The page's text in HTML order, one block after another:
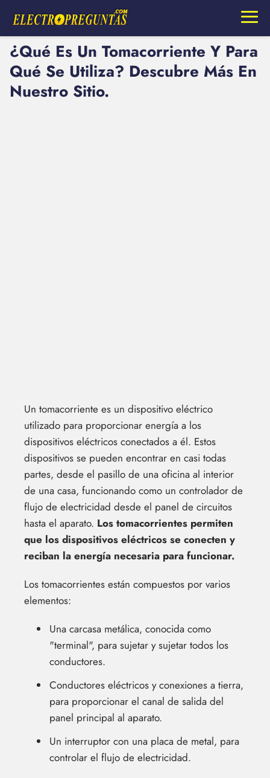
¿Qué Es Un Tomacorriente Y Para
Qué Se Utiliza? Descubre Más En
Nuestro Sitio.
Un tomacorriente es un dispositivo eléctrico
utilizado para proporcionar energía a los
dispositivos eléctricos conectados a él. Estos
dispositivos se pueden encontrar en casi todas
partes, desde el pasillo de una oficina al interior
de una casa, funcionando como un controlador de
flujo de electricidad desde el panel de circuitos
hasta el aparato. Los tomacorrientes permiten
que los dispositivos eléctricos se conecten y
reciban la energía necesaria para funcionar.
Los tomacorrientes están compuestos por varios
elementos:
Una carcasa metálica, conocida como
"terminal", para sujetar y sujetar todos los
conductores.
Conductores eléctricos y conexiones a tierra,
para proporcionar el canal de salida del
panel principal al aparato.
Un interruptor con una placa de metal, para
controlar el flujo de electricidad.